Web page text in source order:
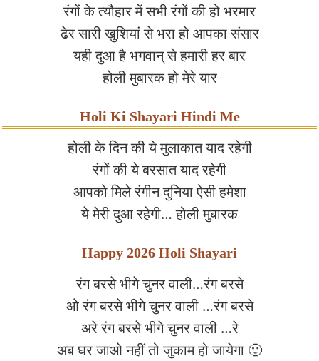
रंगों के त्यौहार में सभी रंगों की हो भरमार
ढेर सारी खुशियां से भरा हो आपका संसार
यही दुआ है भगवान् से हमारी हर बार
होली मुबारक हो मेरे यार
Holi Ki Shayari Hindi Me
होली के दिन की ये मुलाकात याद रहेगी
रंगों की ये बरसात याद रहेगी
आपको मिले रंगीन दुनिया ऐसी हमेशा
ये मेरी दुआ रहेगी… होली मुबारक
Happy 2026 Holi Shayari
रंग बरसे भीगे चुनर वाली…रंग बरसे
ओ रंग बरसे भीगे चुनर वाली …रंग बरसे
अरे रंग बरसे भीगे चुनर वाली …रे
अब घर जाओ नहीं तो जुकाम हो जायेगा 🙂